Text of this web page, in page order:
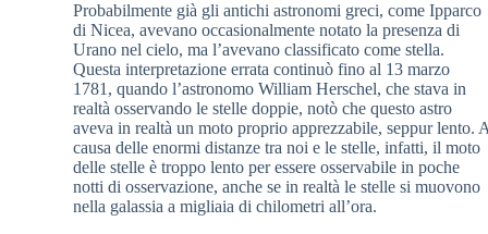
Probabilmente già gli antichi astronomi greci, come Ipparco
di Nicea, avevano occasionalmente notato la presenza di
Urano nel cielo, ma l’avevano classificato come stella.
Questa interpretazione errata continuò fino al 13 marzo
1781, quando l’astronomo William Herschel, che stava in
realtà osservando le stelle doppie, notò che questo astro
aveva in realtà un moto proprio apprezzabile, seppur lento.
causa delle enormi distanze tra noi e le stelle, infatti, il moto
delle stelle è troppo lento per essere osservabile in poche
notti di osservazione, anche se in realtà le stelle si muovono
nella galassia a migliaia di chilometri all’ora.